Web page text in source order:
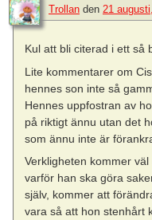
Trollan den 21
Kul att bli citerad i ett så
Lite kommentarer om
hennes son inte så
Hennes uppfostran av
på riktigt ännu utan det
som ännu inte är
Verkligheten kommer
varför han ska göra
själv, kommer att
vara så att hon stenhårt